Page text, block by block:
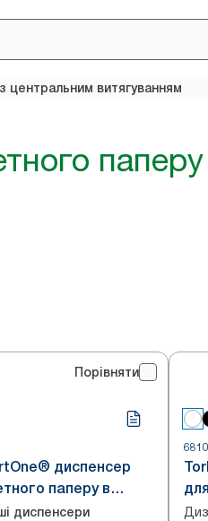
центральним витягуванням
Порівняти
диспенсер
паперу в
диспенсери